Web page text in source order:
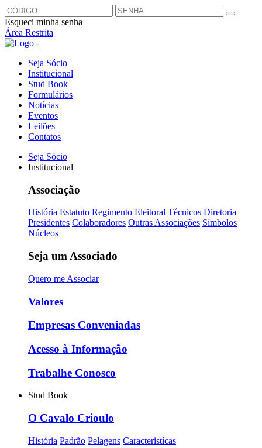
Esqueci minha senha
Área Restrita
Seja Sócio
Institucional
Stud Book
Formulários
Notícias
Eventos
Leilões
Contatos
Seja Sócio
Institucional
Associação
História Estatuto Regimento Eleitoral Técnicos Diretoria
Presidentes Colaboradores Outras Associações Símbolos
Núcleos
Seja um Associado
Quero me Associar
Valores
Empresas Conveniadas
Acesso à Informação
Trabalhe Conosco
Stud Book
O Cavalo Crioulo
História Padrão Pelagens Caracteristícas